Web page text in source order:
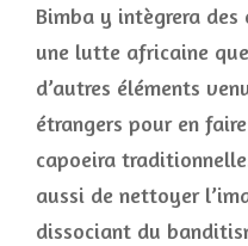
Bimba y intègrera
une lutte africaine
d’autres éléments
étrangers pour en
capoeira
aussi de nettoyer
dissociant du